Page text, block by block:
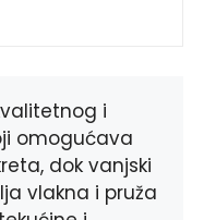
i
omogućava
dok vanjski
vlakna i pruža